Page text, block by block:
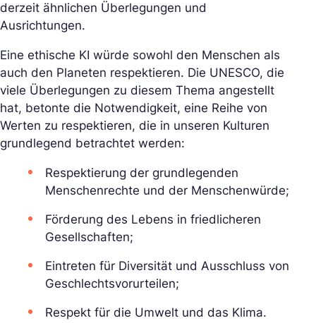
derzeit ähnlichen Überlegungen und
Ausrichtungen.
Eine ethische KI würde sowohl den Menschen als
auch den Planeten respektieren. Die UNESCO, die
viele Überlegungen zu diesem Thema angestellt
hat, betonte die Notwendigkeit, eine Reihe von
Werten zu respektieren, die in unseren Kulturen
grundlegend betrachtet werden:
Respektierung der grundlegenden
Menschenrechte und der Menschenwürde;
Förderung des Lebens in friedlicheren
Gesellschaften;
Eintreten für Diversität und Ausschluss von
Geschlechtsvorurteilen;
Respekt für die Umwelt und das Klima.